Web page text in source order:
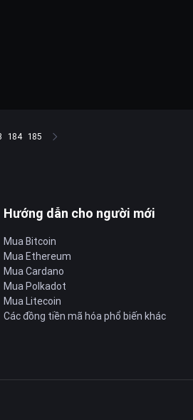
184 185
Hướng dẫn cho người mới
Mua Bitcoin
Mua Ethereum
Mua Cardano
Mua Polkadot
Mua Litecoin
Các đồng tiền mã hóa phổ biến khác